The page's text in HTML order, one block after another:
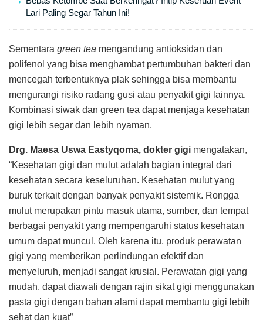
Lari Paling Segar Tahun Ini!
Sementara green tea mengandung antioksidan dan
polifenol yang bisa menghambat pertumbuhan bakteri dan
mencegah terbentuknya plak sehingga bisa membantu
mengurangi risiko radang gusi atau penyakit gigi lainnya.
Kombinasi siwak dan green tea dapat menjaga kesehatan
gigi lebih segar dan lebih nyaman.
Drg. Maesa Uswa Eastyqoma, dokter gigi mengatakan,
“Kesehatan gigi dan mulut adalah bagian integral dari
kesehatan secara keseluruhan. Kesehatan mulut yang
buruk terkait dengan banyak penyakit sistemik. Rongga
mulut merupakan pintu masuk utama, sumber, dan tempat
berbagai penyakit yang mempengaruhi status kesehatan
umum dapat muncul. Oleh karena itu, produk perawatan
gigi yang memberikan perlindungan efektif dan
menyeluruh, menjadi sangat krusial. Perawatan gigi yang
mudah, dapat diawali dengan rajin sikat gigi menggunakan
pasta gigi dengan bahan alami dapat membantu gigi lebih
sehat dan kuat”